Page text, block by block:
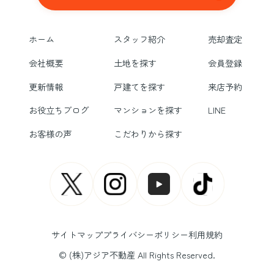
ホーム スタッフ紹介
売却査定
会社概要
土地を探す
会員登録
更新情報
戸建てを探す
来店予約
お役立ちブログ
マンションを探す
LINE
お客様の声
こだわりから探す
サイトマッププライバシーポリシー利用規約
© (株)アジア不動産 All Rights Reserved.